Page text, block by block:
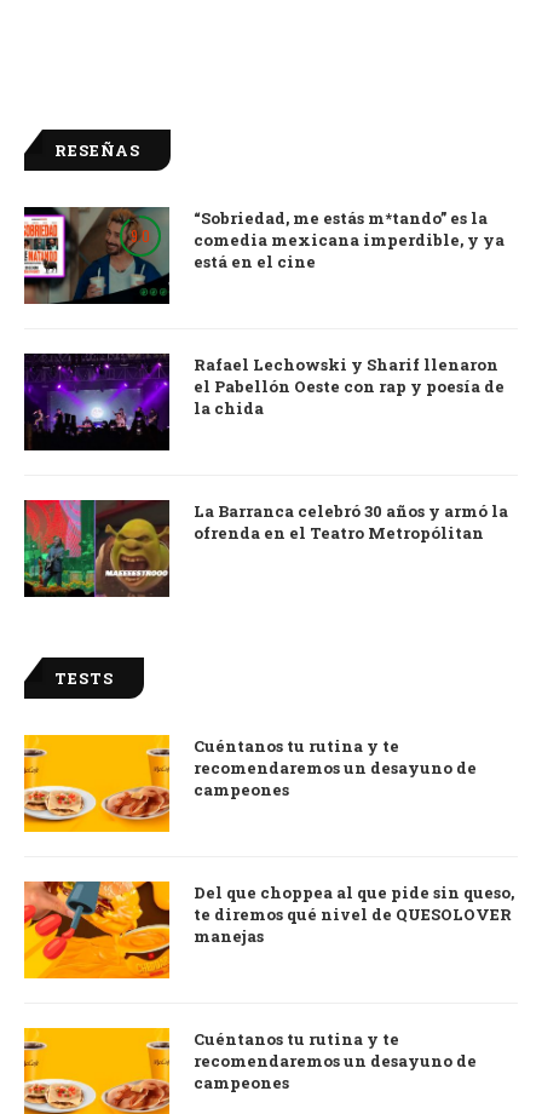
RESEÑAS
9.0
“Sobriedad, me estás m*tando” es la
comedia mexicana imperdible, y ya
está en el cine
Rafael Lechowski y Sharif llenaron
el Pabellón Oeste con rap y poesía de
la chida
La Barranca celebró 30 años y armó la
ofrenda en el Teatro Metropólitan
TESTS
Cuéntanos tu rutina y te
recomendaremos un desayuno de
campeones
Del que choppea al que pide sin queso,
te diremos qué nivel de QUESOLOVER
manejas
Cuéntanos tu rutina y te
recomendaremos un desayuno de
campeones